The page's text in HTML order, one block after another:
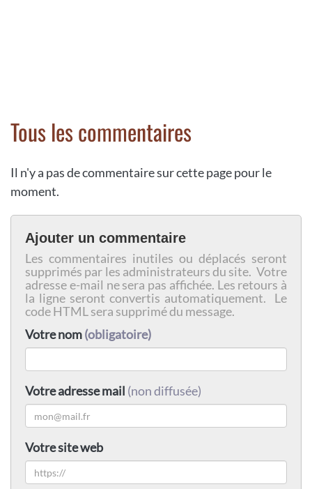
Tous les commentaires
Il n'y a pas de commentaire sur cette page pour le
moment.
Ajouter un commentaire
Les commentaires inutiles ou déplacés seront
supprimés par les administrateurs du site. Votre
adresse e-mail ne sera pas affichée. Les retours à
la ligne seront convertis automatiquement. Le
code HTML sera supprimé du message.
Votre nom(obligatoire)
Votre adresse mail (non diffusée)
Votre site web